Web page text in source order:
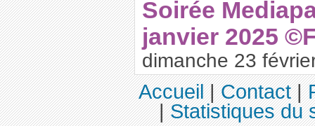
Soirée
janvier 2025
dimanche 23
Accueil|Contact|
|Statistiques du